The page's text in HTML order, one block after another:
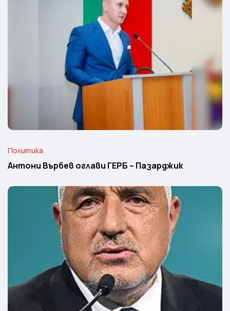
Политика
Антони Върбев оглави ГЕРБ – Пазарджик